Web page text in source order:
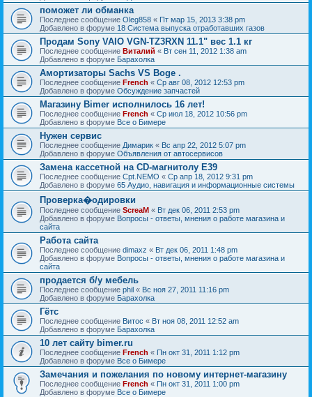
поможет ли обманка
Последнее сообщение Oleg858 « Пт мар 15, 2013 3:38 pm
Добавлено в форуме 18 Система выпуска отработавших газов
Продам Sony VAIO VGN-TZ3RXN 11.1" вес 1.1 кг
Последнее сообщение Виталий « Вт сен 11, 2012 1:38 am
Добавлено в форуме Барахолка
Амортизаторы Sachs VS Boge .
Последнее сообщение French « Ср авг 08, 2012 12:53 pm
Добавлено в форуме Обсуждение запчастей
Магазину Bimer исполнилось 16 лет!
Последнее сообщение French « Ср июл 18, 2012 10:56 pm
Добавлено в форуме Все о Бимере
Нужен сервис
Последнее сообщение Димарик « Вс апр 22, 2012 5:07 pm
Добавлено в форуме Объявления от автосервисов
Замена кассетной на СD-магнитолу Е39
Последнее сообщение Cpt.NEMO « Ср апр 18, 2012 9:31 pm
Добавлено в форуме 65 Аудио, навигация и информационные системы
Проверка�одировки
Последнее сообщение ScreaM « Вт дек 06, 2011 2:53 pm
Добавлено в форуме Вопросы - ответы, мнения о работе магазина и
сайта
Работа сайта
Последнее сообщение dimaxz « Вт дек 06, 2011 1:48 pm
Добавлено в форуме Вопросы - ответы, мнения о работе магазина и
сайта
продается б/у мебель
Последнее сообщение phil « Вс ноя 27, 2011 11:16 pm
Добавлено в форуме Барахолка
Гётс
Последнее сообщение Витос « Вт ноя 08, 2011 12:52 am
Добавлено в форуме Барахолка
10 лет сайту bimer.ru
Последнее сообщение French « Пн окт 31, 2011 1:12 pm
Добавлено в форуме Все о Бимере
Замечания и пожелания по новому интернет-магазину
Последнее сообщение French « Пн окт 31, 2011 1:00 pm
Добавлено в форуме Все о Бимере